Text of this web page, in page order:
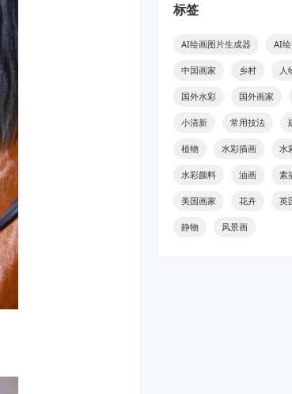
标签
AI绘画图片生成器 AI
中国画家 乡村 人
国外水彩 国外画家
小清新 常用技法
植物 水彩插画 水
水彩颜料 油画 素
美国画家 花卉 英
静物 风景画